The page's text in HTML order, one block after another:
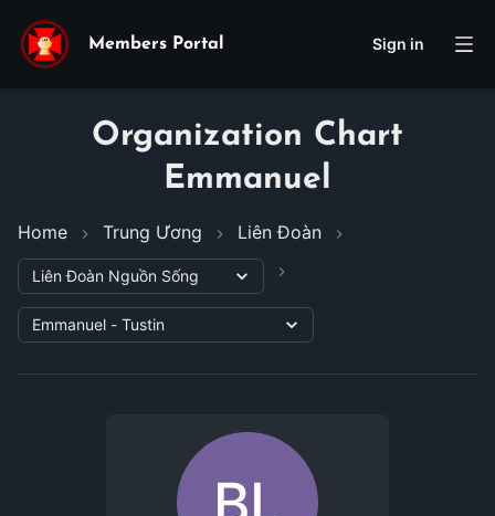
Members Portal Sign in
Organization Chart
Emmanuel
Home Trung Ương Liên Đoàn